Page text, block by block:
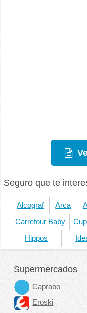
Seguro que te
Alcograf Arca
Carrefour Baby Cup
Hippos
Supermercados
Caprabo
Eroski